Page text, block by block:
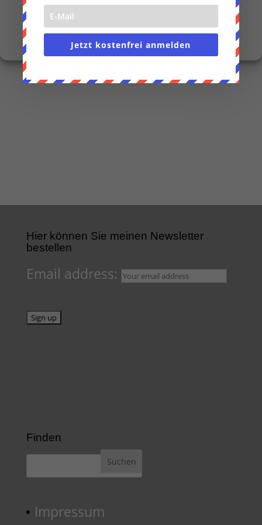
Cookie-RichtlinieDatenschutzerklärungImpressum
Auf diese Zeile klicken und Sie gelangen zu
meinem Shop
Hier können Sie meinen Newsletter
bestellen
Email address:
Finden
Impressum
Jetzt kostenfrei anmelden